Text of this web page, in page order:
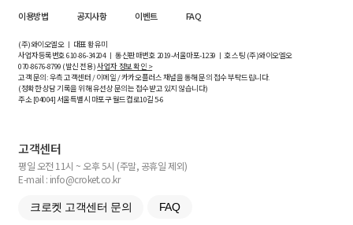
이용방법
공지사항 이벤트 FAQ
(주)와이오엘오 ㅣ 대표 황유미
사업자등록번호610-86-34204ㅣ 통신판매번호 2019-서울마포-1239 ㅣ 호스팅 (주)와이오엘오
070-8676-8799 (발신 전용)사업자 정보 확인 >
고객 문의: 우측 고객센터 / 이메일 / 카카오플러스 채널을 통해 문의 접수 부탁드립니다.
(정확한 상담 기록을 위해 유선상 문의는 접수받고 있지 않습니다)
주소 [04004] 서울특별시 마포구 월드컵로10길5-6
고객센터
평일 오전 11시 ~ 오후 5시 (주말, 공휴일 제외)
E-mail : info@croket.co.kr
크로켓 고객센터 문의 FAQ